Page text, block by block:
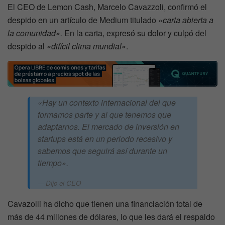
El CEO de Lemon Cash, Marcelo Cavazzoli, confirmó el
despido en un artículo de Medium titulado «carta abierta a
la comunidad». En la carta, expresó su dolor y culpó del
despido al «difícil clima mundial».
«Hay un contexto internacional del que
formamos parte y al que tenemos que
adaptarnos. El mercado de inversión en
startups está en un periodo recesivo y
sabemos que seguirá así durante un
tiempo».
Dijo el CEO
Cavazolli ha dicho que tienen una financiación total de
más de 44 millones de dólares, lo que les dará el respaldo